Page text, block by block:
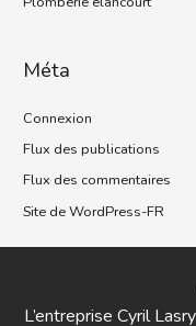
Méta
Connexion
Flux des publications
Flux des commentaires
Site de WordPress-FR
L’entreprise Cyril